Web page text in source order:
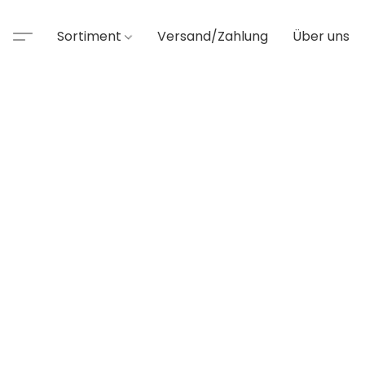
Sortiment Versand/Zahlung Über uns